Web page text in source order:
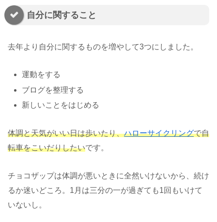
自分に関すること
去年より自分に関するものを増やして3つにしました。
運動をする
ブログを整理する
新しいことをはじめる
体調と天気がいい日は歩いたり、ハローサイクリングで自
転車をこいだりしたいです。
チョコザップは体調が悪いときに全然いけないから、続け
るか迷いどころ。1月は三分の一が過ぎても1回もいけて
いないし。